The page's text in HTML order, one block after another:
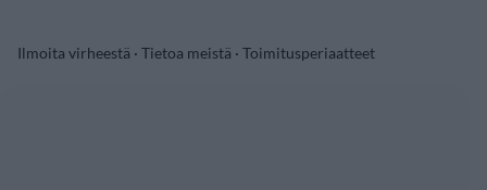
Ilmoita virheestä · Tietoa meistä · Toimitusperiaatteet